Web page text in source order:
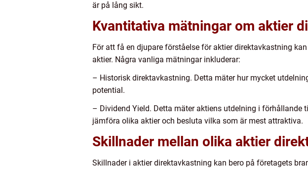
är på lång sikt.
Kvantitativa mätningar om aktier
För att få en djupare förståelse för aktier direktavkastning
aktier. Några vanliga mätningar inkluderar:
– Historisk direktavkastning. Detta mäter hur mycket
potential.
– Dividend Yield. Detta mäter aktiens utdelning i
jämföra olika aktier och besluta vilka som är mest attraktiva.
Skillnader mellan olika aktier
Skillnader i aktier direktavkastning kan bero på företagets